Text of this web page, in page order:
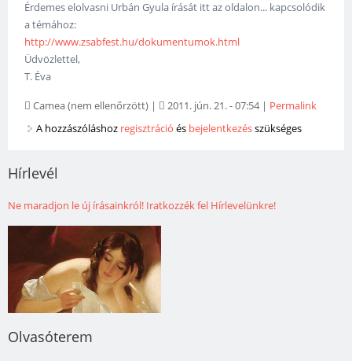
Érdemes elolvasni Urbán Gyula írását itt az oldalon... kapcsolódik
a témához:
http://www.zsabfest.hu/dokumentumok.html
Üdvözlettel,
T. Éva
Camea (nem ellenőrzött) | 2011. jún. 21. - 07:54| Permalink
A hozzászóláshoz regisztráció és bejelentkezésszükséges
Hírlevél
Ne maradjon le új írásainkról! Iratkozzék fel Hírlevelünkre!
Olvasóterem